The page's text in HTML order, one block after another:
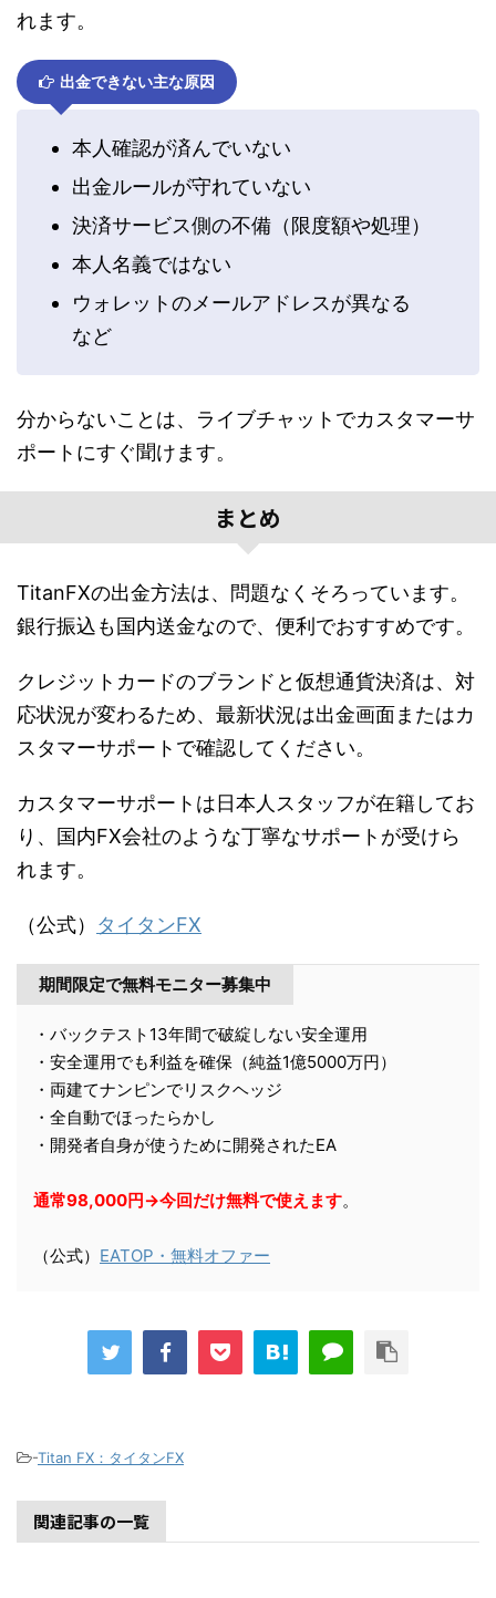
れます。
出金できない主な原因
本人確認が済んでいない
出金ルールが守れていない
決済サービス側の不備（限度額や処理）
本人名義ではない
ウォレットのメールアドレスが異なる
など
分からないことは、ライブチャットでカスタマーサ
ポートにすぐ聞けます。
まとめ
TitanFXの出金方法は、問題なくそろっています。
銀行振込も国内送金なので、便利でおすすめです。
クレジットカードのブランドと仮想通貨決済は、対
応状況が変わるため、最新状況は出金画面またはカ
スタマーサポートで確認してください。
カスタマーサポートは日本人スタッフが在籍してお
り、国内FX会社のような丁寧なサポートが受けら
れます。
（公式） タイタンFX
期間限定で無料モニター募集中
・バックテスト13年間で破綻しない安全運用
・安全運用でも利益を確保（純益1億5000万円）
・両建てナンピンでリスクヘッジ
・全自動でほったらかし
・開発者自身が使うために開発されたEA
通常98,000円→今回だけ無料で使えます。
（公式） EATOP・無料オファー
-Titan FX：タイタンFX
関連記事の一覧